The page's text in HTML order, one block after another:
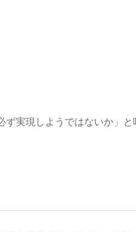
ず実現しようではないか」と